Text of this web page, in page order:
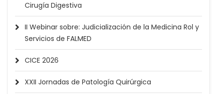
Cirugía Digestiva
II Webinar sobre: Judicialización de la Medicina Rol y
Servicios de FALMED
CICE 2026
XXII Jornadas de Patología Quirúrgica